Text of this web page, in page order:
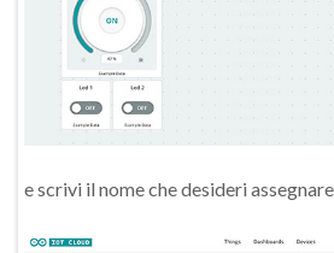
e scrivi il nome che desideri